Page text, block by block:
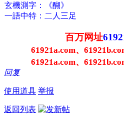
玄機測字：《醐》
一語中特：二人三足
百万网址
61921a.com、
61921a.com、
回复
使用道具 举报
返回列表